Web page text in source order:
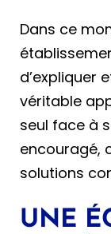
Dans ce
d’expliquer
véritable
seul face à
encouragé,
solutions
UNE